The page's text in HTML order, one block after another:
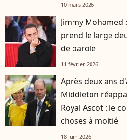
10 mars 2026
Jimmy Mohamed
prend le large
de parole
11 février 2026
Après deux ans
Middleton
Royal Ascot : le
choses à moitié
18 juin 2026